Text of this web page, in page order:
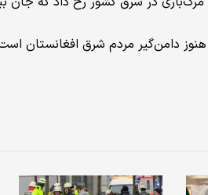
هنوز دامن‌گیر مردم شرق افغانستان